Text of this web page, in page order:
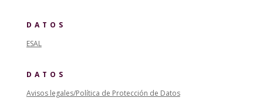
DATOS
ESAL
DATOS
Avisos legales/Política de Protección de Datos